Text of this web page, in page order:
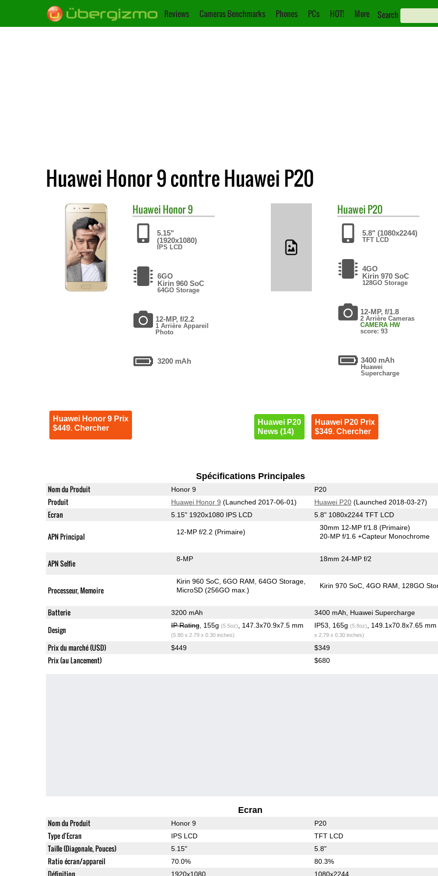
Reviews Cameras Benchmarks Phones PCs HOT! More Search
Huawei Honor 9 contre Huawei P20
Huawei Honor 9
5.15"
(1920x1080)
IPS LCD
6GO
Kirin 960 SoC
64GO Storage
12-MP, f/2.2
1 Arrière Appareil
Photo
3200 mAh
Huawei Honor 9 Prix
$449. Chercher
Huawei P20
5.8" (1080x2244)
TFT LCD
4GO
Kirin 970 SoC
128GO Storage
12-MP, f/1.8
2 Arrière Cameras
CAMERA HW
score: 93
3400 mAh
Huawei
Supercharge
Huawei P20
News (14)
Huawei P20 Prix
$349. Chercher
Spécifications Principales
Nom du Produit Honor 9 P20
Produit Huawei Honor 9 (Launched 2017-06-01) Huawei P20(Launched 2018-03-27)
Ecran 5.15" 1920x1080 IPS LCD 5.8" 1080x2244 TFT LCD
APN Principal 12-MP f/2.2(Primaire)
30mm 12-MP f/1.8(Primaire)
20-MP f/1.6+Capteur Monochrome
APN Selfie 8-MP 18mm 24-MP f/2
Processeur, Memoire
Kirin 960 SoC 6GO RAM 64GO Storage
MicroSD (256GO max.)
Kirin 970 SoC 4GO RAM 128GO
Batterie 3200 mAh 3400 mAh, Huawei Supercharge
Design IP Rating, 155g (5.5oz) , 147.3x70.9x7.5 mm
(5.80 x 2.79 x 0.30 inches)
IP53, 165g (5.8oz) , 149.1x70.8x7.65 mm
x 2.79 x 0.30 inches)
Prix du marché (USD) $449 $349
Prix (au Lancement) $680
Ecran
Nom du Produit Honor 9 P20
Type d'Ecran IPS LCD TFT LCD
Taille (Diagonale, Pouces) 5.15" 5.8"
Ratio écran/appareil 70.0% 80.3%
Définition 1920x1080 1080x2244